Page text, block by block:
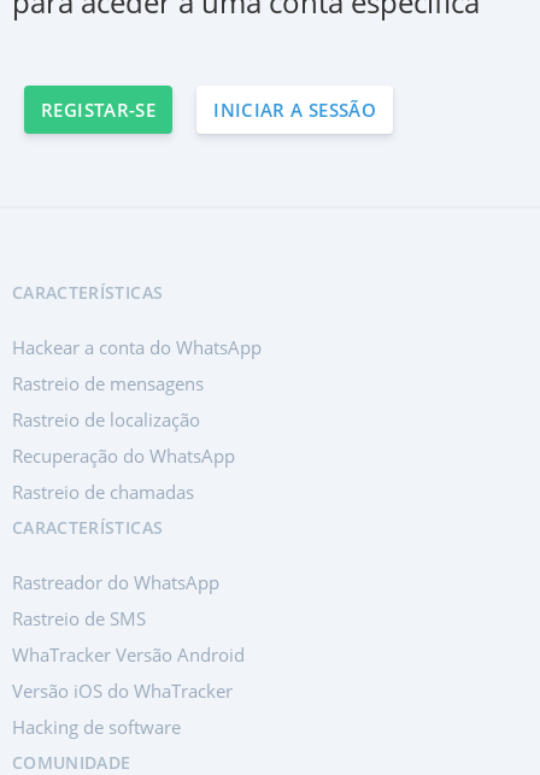
REGISTAR-SE INICIAR A SESSÃO
CARACTERÍSTICAS
Hackear a conta do WhatsApp
Rastreio de mensagens
Rastreio de localização
Recuperação do WhatsApp
Rastreio de chamadas
CARACTERÍSTICAS
Rastreador do WhatsApp
Rastreio de SMS
WhaTracker Versão Android
Versão iOS do WhaTracker
Hacking de software
COMUNIDADE